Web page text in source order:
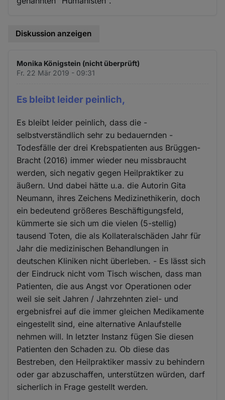
Diskussion anzeigen
Monika Königstein (nicht überprüft)
Fr. 22 Mär 2019 - 09:31
Es bleibt leider peinlich,
Es bleibt leider peinlich, dass die -
selbstverständlich sehr zu bedauernden -
Todesfälle der drei Krebspatienten aus Brüggen-
Bracht (2016) immer wieder neu missbraucht
werden, sich negativ gegen Heilpraktiker zu
äußern. Und dabei hätte u.a. die Autorin Gita
Neumann, ihres Zeichens Medizinethikerin, doch
ein bedeutend größeres Beschäftigungsfeld,
kümmerte sie sich um die vielen (5-stellig)
tausend Toten, die als Kollateralschäden Jahr für
Jahr die medizinischen Behandlungen in
deutschen Kliniken nicht überleben. - Es lässt sich
der Eindruck nicht vom Tisch wischen, dass man
Patienten, die aus Angst vor Operationen oder
weil sie seit Jahren / Jahrzehnten ziel- und
ergebnisfrei auf die immer gleichen Medikamente
eingestellt sind, eine alternative Anlaufstelle
nehmen will. In letzter Instanz fügen Sie diesen
Patienten den Schaden zu. Ob diese das
Bestreben, den Heilpraktiker massiv zu behindern
oder gar abzuschaffen, unterstützen würden, darf
sicherlich in Frage gestellt werden.